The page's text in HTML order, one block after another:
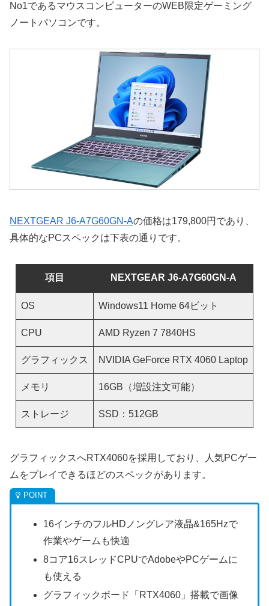
No1であるマウスコンピューターのWEB限定ゲーミング
ノートパソコンです。
NEXTGEAR J6-A7G60GN-Aの価格は179,800円であり、
具体的なPCスペックは下表の通りです。
項目 NEXTGEAR J6-A7G60GN-A
OS Windows11 Home 64ビット
CPU AMD Ryzen 7 7840HS
グラフィックス NVIDIA GeForce RTX 4060 Laptop
メモリ 16GB（増設注文可能）
ストレージ SSD：512GB
グラフィックスへRTX4060を採用しており、人気PCゲー
ムをプレイできるほどのスペックがあります。
16インチのフルHDノングレア液晶&165Hzで
作業やゲームも快適
8コア16スレッドCPUでAdobeやPCゲームに
も使える
グラフィックボード「RTX4060」搭載で画像